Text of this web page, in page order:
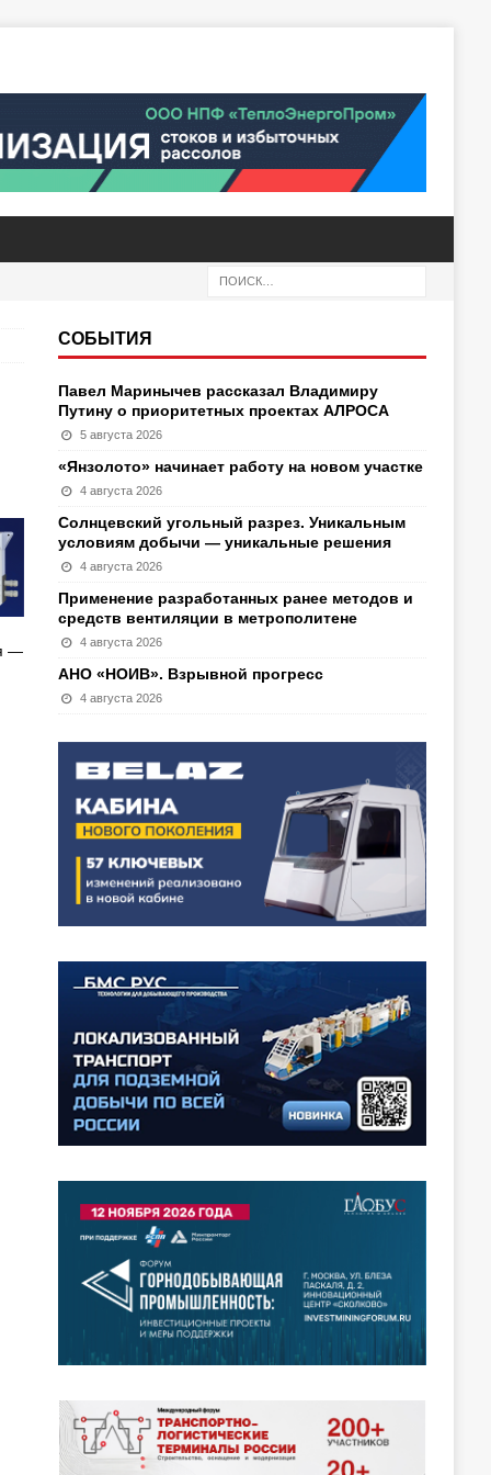
—
СОБЫТИЯ
Павел Маринычев рассказал Владимиру
Путину о приоритетных проектах АЛРОСА
5 августа 2026
«Янзолото» начинает работу на новом участке
4 августа 2026
Солнцевский угольный разрез. Уникальным
условиям добычи — уникальные решения
4 августа 2026
Применение разработанных ранее методов и
средств вентиляции в метрополитене
4 августа 2026
АНО «НОИВ». Взрывной прогресс
4 августа 2026